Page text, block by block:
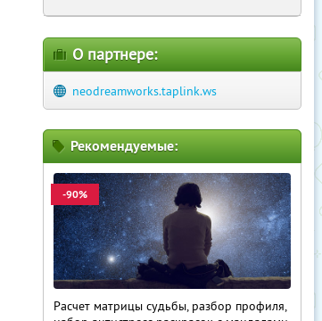
О партнере:
neodreamworks.taplink.ws
Рекомендуемые:
-90%
Расчет матрицы судьбы, разбор профиля,